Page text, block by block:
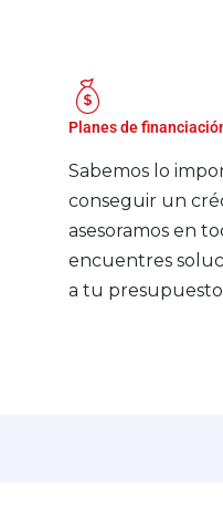
Planes de
Sabemos lo
conseguir un
asesoramos en
encuentres
a tu